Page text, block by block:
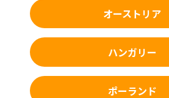
オーストリア
ハンガリー
ポーランド